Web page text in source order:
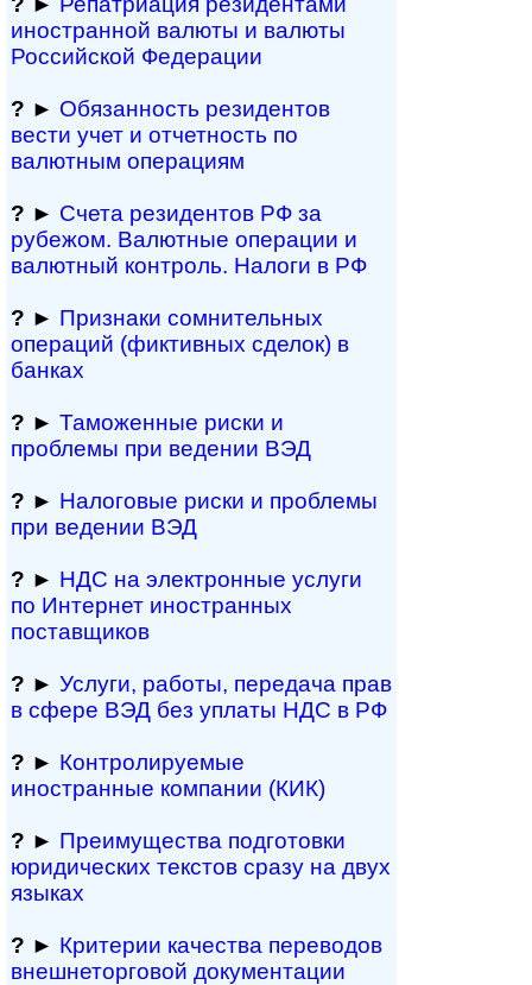
иностранной ва­лю­ты и валюты
Рос­сий­ской Федерации
? ► Обязанность резиден­тов
вести учет и отчетность по
валютным операциям
? ► Счета резидентов РФ за
рубежом. Валютные операции и
валютный контроль. Налоги в РФ
? ► Признаки сомнитель­ных
операций (фиктивных сделок) в
банках
? ► Таможенные риски и
проблемы при ведении ВЭД
? ► Налоговые риски и проблемы
при ведении ВЭД
? ► НДС на электронные услуги
по Интернет иностранных
поставщиков
? ► Услуги, работы, пе­ре­да­ча прав
в сфере ВЭД без уплаты НДС в РФ
? ► Контролируемые
иностранные компании (КИК)
? ► Преимущества под­гото­вки
юри­ди­чес­ких тек­с­тов сразу на двух
языках
? ► Критерии качества переводов
внешне­тор­го­вой документации